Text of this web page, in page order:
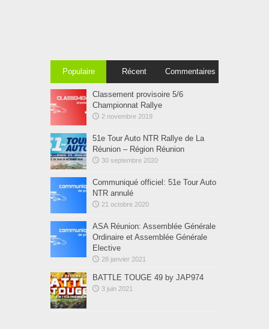
Populaire Récent Commentaires
Classement provisoire 5/6
Championnat Rallye
2 novembre 2019
51e Tour Auto NTR Rallye de La
Réunion – Région Réunion
30 septembre 2020
Communiqué officiel: 51e Tour Auto
NTR annulé
21 octobre 2020
ASA Réunion: Assemblée Générale
Ordinaire et Assemblée Générale
Elective
28 janvier 2021
BATTLE TOUGE 49 by JAP974
3 juin 2021